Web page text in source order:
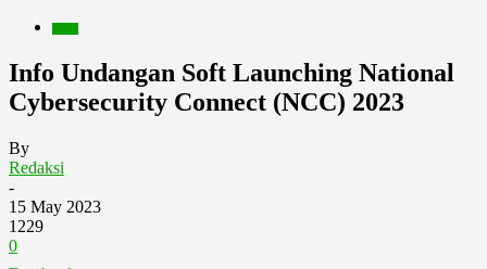
Info Undangan Soft Launching National
Cybersecurity Connect (NCC) 2023
By
Redaksi
-
15 May 2023
1229
0